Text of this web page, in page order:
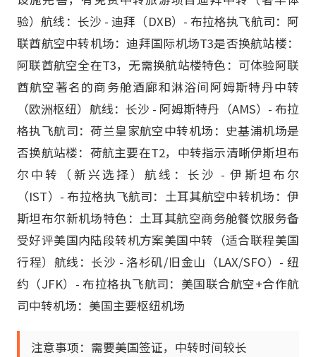
验）航线：长沙 - 迪拜（DXB）- 布拉格执飞航司：阿
联酋航空中转机场：迪拜国际机场T3是否换航站楼：
阿联酋航空全在T3，无需换航站楼特色：可体验阿联
酋航空著名的商务舱酒廊和淋浴间阿姆斯特丹中转
（欧洲枢纽）航线：长沙 - 阿姆斯特丹（AMS）- 布拉
格执飞航司：荷兰皇家航空中转机场：史基浦机场是
否换航站楼：荷航主要在T2，中转指示清晰伊斯坦布
尔中转（新兴选择）航线：长沙 - 伊斯坦布尔
（IST）- 布拉格执飞航司：土耳其航空中转机场：伊
斯坦布尔新机场特色：土耳其航空商务舱餐饮服务备
受好评美国内陆段转机方案美国中转（适合联程美国
行程）航线：长沙 - 洛杉矶/旧金山（LAX/SFO）- 纽
约（JFK）- 布拉格执飞航司：美国联合航空+合作航
司中转机场：美国主要枢纽机场
注意事项：需要美国签证，中转时间较长